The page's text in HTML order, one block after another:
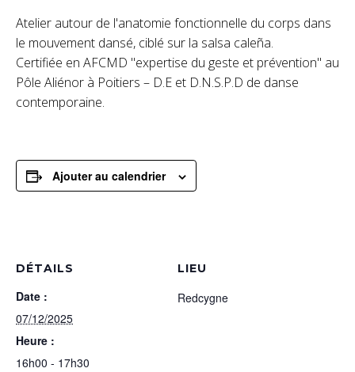
Atelier autour de l'anatomie fonctionnelle du corps dans
le mouvement dansé, ciblé sur la salsa caleña.
Certifiée en AFCMD "expertise du geste et prévention" au
Pôle Aliénor à Poitiers – D.E et D.N.S.P.D de danse
contemporaine.
Ajouter au calendrier
DÉTAILS
Date :
07/12/2025
Heure :
16h00 - 17h30
LIEU
Redcygne